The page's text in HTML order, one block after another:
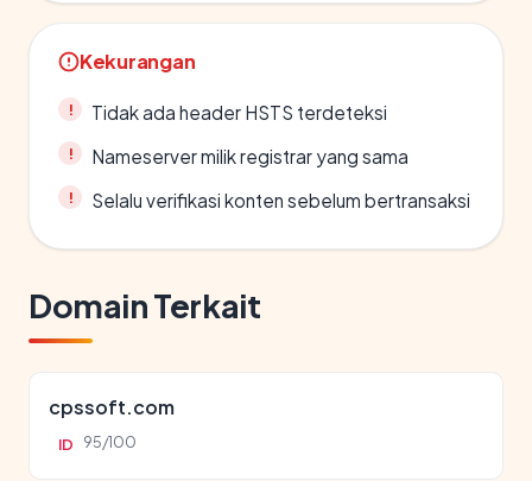
Kekurangan
Tidak ada header HSTS terdeteksi
Nameserver milik registrar yang sama
Selalu verifikasi konten sebelum bertransaksi
Domain Terkait
cpssoft.com
ID 95/100